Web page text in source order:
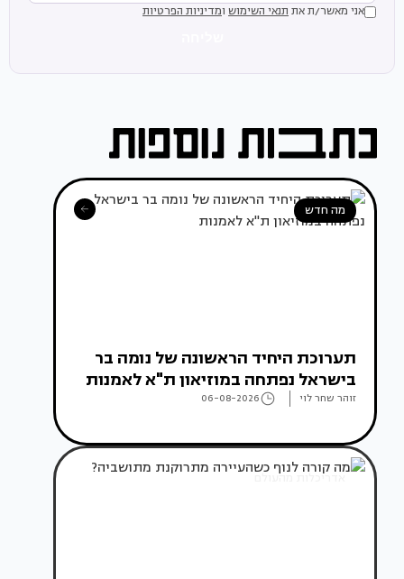
אני מאשר/ת את תנאי השימוש ומדיניות הפרטיות
מה חדש
תערוכת היחיד הראשונה של נומה בר
בישראל נפתחה במוזיאון ת"א לאמנות
זוהר שחר לוי 06-08-2026
אדריכלות מהעולם